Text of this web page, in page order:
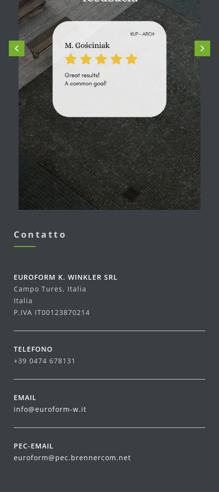
Contatto
EUROFORM K. WINKLER SRL
Campo Tures, Italia
Italia
P.IVA IT00123870214
TELEFONO
+39 0474 678131
EMAIL
info@euroform-w.it
PEC-EMAIL
euroform@pec.brennercom.net